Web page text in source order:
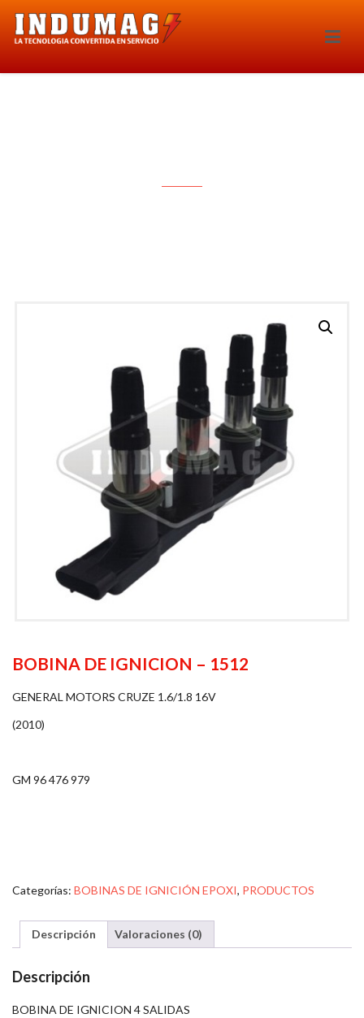
BOBINA DE IGNICION – 1512
GENERAL MOTORS CRUZE 1.6/1.8 16V
(2010)
GM 96 476 979
Categorías: BOBINAS DE IGNICIÓN EPOXI, PRODUCTOS
Descripción Valoraciones (0)
Descripción
BOBINA DE IGNICION 4 SALIDAS